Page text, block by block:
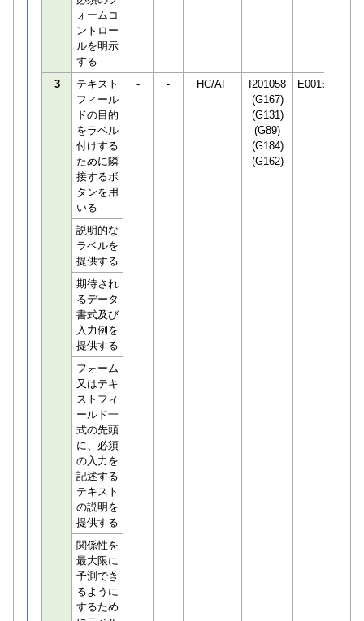
ォームコ
ントロー
ルを明示
する
3
テキスト
フィール
ドの目的
をラベル
付けする
ために隣
接するボ
タンを用
いる
- - HC/AF
I201058
(G167)
(G131)
(G89)
(G184)
(G162)
E001506
説明的な
ラベルを
提供する
期待され
るデータ
書式及び
入力例を
提供する
フォーム
又はテキ
ストフィ
ールド一
式の先頭
に、必須
の入力を
記述する
テキスト
の説明を
提供する
関係性を
最大限に
予測でき
るように
するため